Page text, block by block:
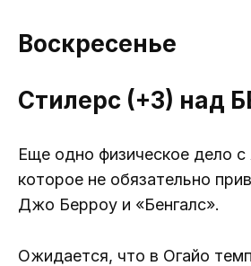
Воскресенье
Стилерс (+3) над
Еще одно физическое дело с
которое не обязательно
Джо Берроу и «Бенгалс».
Ожидается, что в Огайо